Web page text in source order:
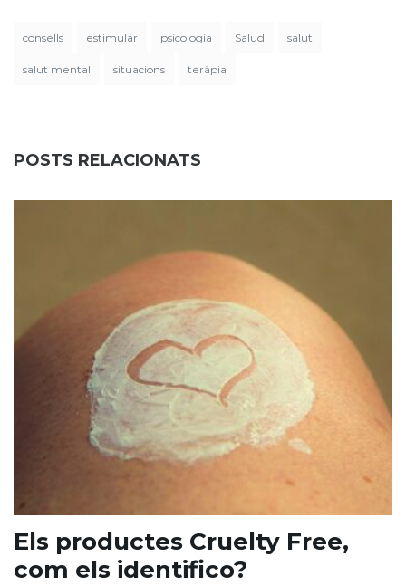
consells estimular psicologia Salud salut
salut mental situacions teràpia
POSTS RELACIONATS
Els productes Cruelty Free,
com els identifico?